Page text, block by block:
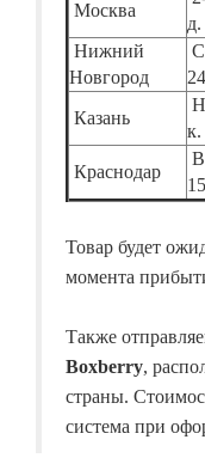
Москва
Нижний
Новгород
Казань
к.
Краснодар
Товар будет
момента
Также
Boxberry,
страны.
система при